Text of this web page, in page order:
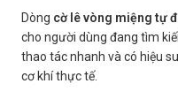
Dòng cờ lê vòng miệng tự
cho người dùng đang tìm
thao tác nhanh và có hiệu
cơ khí thực tế.